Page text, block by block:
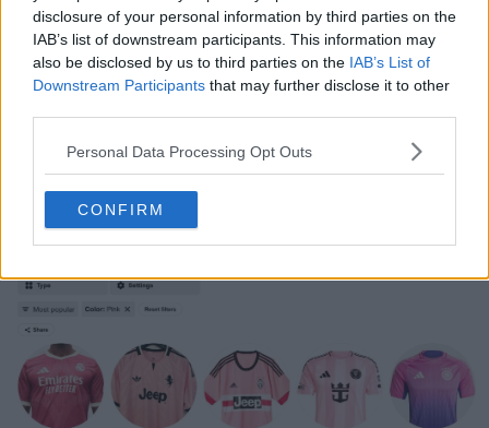
disclosure of your personal information by third parties on the
IAB’s list of downstream participants. This information may
also be disclosed by us to third parties on the IAB’s List of
Downstream Participants that may further disclose it to other
Personal Data Processing Opt Outs
CONFIRM
Fatto da Nike. Ti piace la maglia da allenamento dei
Paesi Bassi 2026? Scrivici qui sotto.
Mostra commenti
2026 World Cup Maglie Netherlands Nike
Training
Condividi